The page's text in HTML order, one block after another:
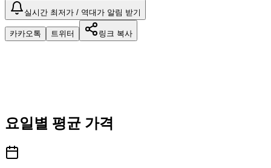
실시간 최저가 / 역대가 알림 받기
카카오톡 트위터 링크 복사
요일별 평균 가격